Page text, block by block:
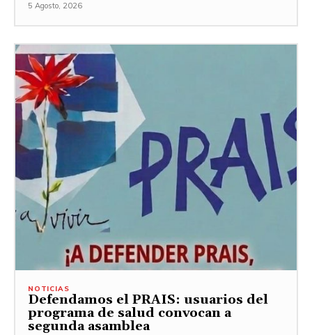
5 Agosto, 2026
NOTICIAS
Defendamos el PRAIS: usuarios del
programa de salud convocan a
segunda asamblea